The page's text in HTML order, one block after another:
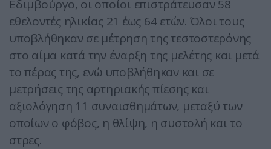
Εδιμβούργο, οι οποίοι επιστράτευσαν 58
εθελοντές ηλικίας 21 έως 64 ετών. Όλοι τους
υποβλήθηκαν σε μέτρηση της τεστοστερόνης
στο αίμα κατά την έναρξη της μελέτης και μετά
το πέρας της, ενώ υποβλήθηκαν και σε
μετρήσεις της αρτηριακής πίεσης και
αξιολόγηση 11 συναισθημάτων, μεταξύ των
οποίων ο φόβος, η θλίψη, η συστολή και το
στρες.